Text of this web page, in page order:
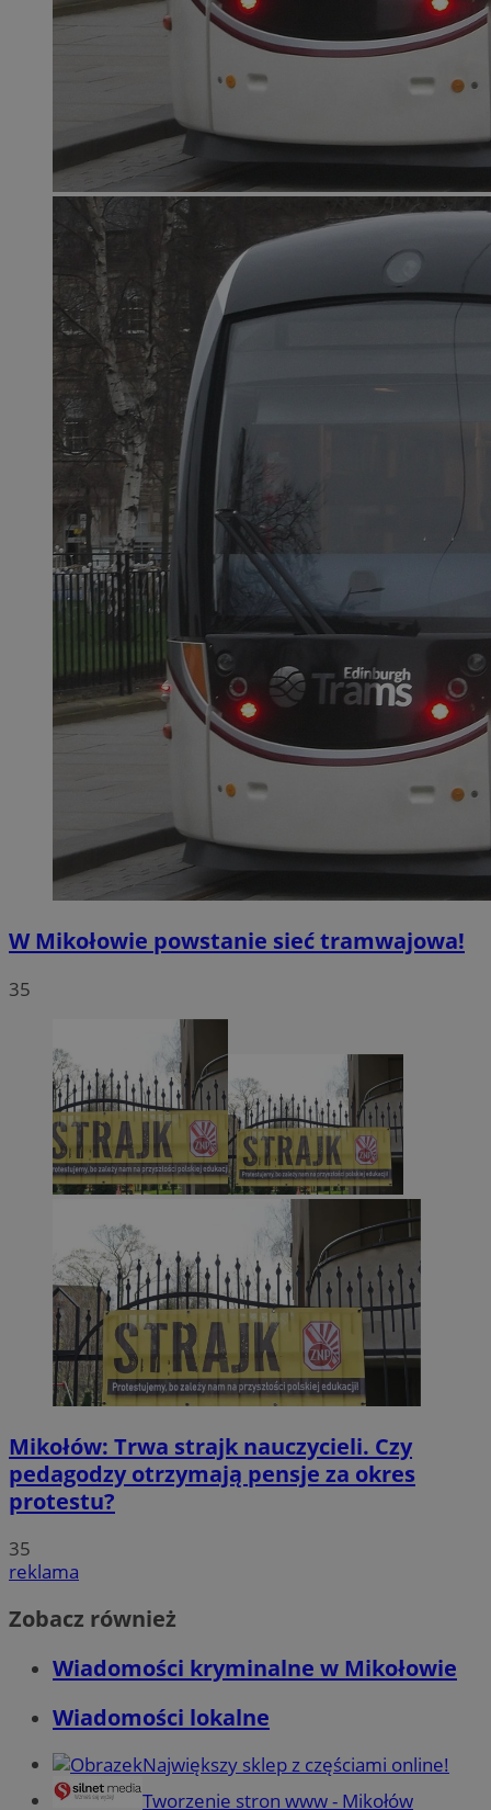
W Mikołowie powstanie sieć tramwajowa!
35
Mikołów: Trwa strajk nauczycieli. Czy
pedagodzy otrzymają pensje za okres
protestu?
35
reklama
Zobacz również
Wiadomości kryminalne w Mikołowie
Wiadomości lokalne
Największy sklep z częściami online!
Tworzenie stron www - Mikołów